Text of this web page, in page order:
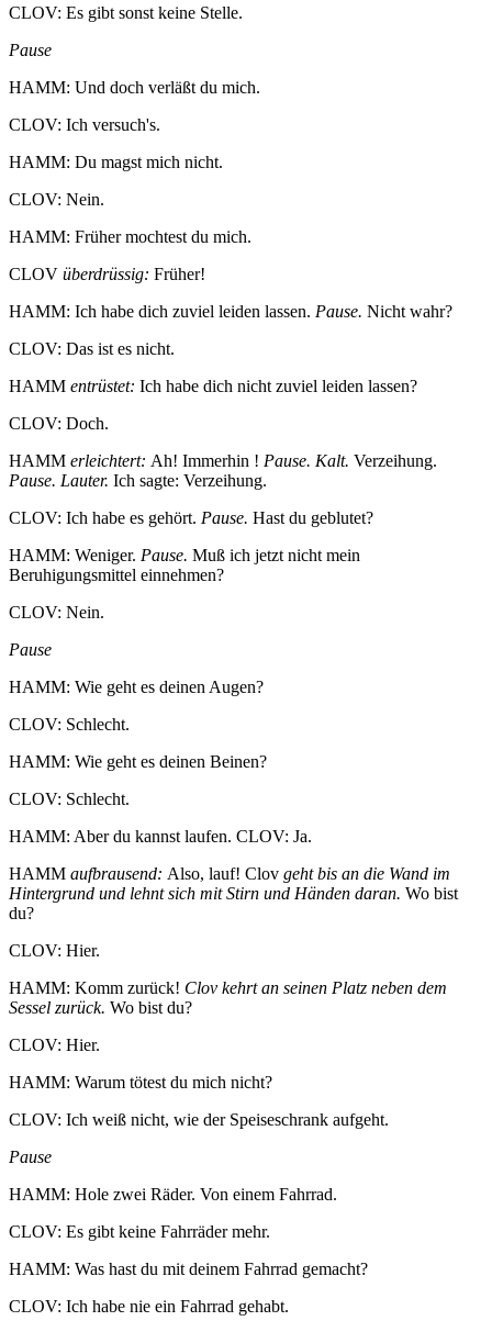
CLOV: Es gibt sonst keine Stelle.
Pause
HAMM: Und doch verläßt du mich.
CLOV: Ich versuch's.
HAMM: Du magst mich nicht.
CLOV: Nein.
HAMM: Früher mochtest du mich.
CLOV überdrüssig: Früher!
HAMM: Ich habe dich zuviel leiden lassen. Pause. Nicht wahr?
CLOV: Das ist es nicht.
HAMM entrüstet: Ich habe dich nicht zuviel leiden lassen?
CLOV: Doch.
HAMM erleichtert: Ah! Immerhin ! Pause. Kalt. Verzeihung.
Pause. Lauter. Ich sagte: Verzeihung.
CLOV: Ich habe es gehört. Pause. Hast du geblutet?
HAMM: Weniger. Pause. Muß ich jetzt nicht mein
Beruhigungsmittel einnehmen?
CLOV: Nein.
Pause
HAMM: Wie geht es deinen Augen?
CLOV: Schlecht.
HAMM: Wie geht es deinen Beinen?
CLOV: Schlecht.
HAMM: Aber du kannst laufen. CLOV: Ja.
HAMM aufbrausend: Also, lauf! Clov geht bis an die Wand im
Hintergrund und lehnt sich mit Stirn und Händen daran. Wo bist
du?
CLOV: Hier.
HAMM: Komm zurück! Clov kehrt an seinen Platz neben dem
Sessel zurück. Wo bist du?
CLOV: Hier.
HAMM: Warum tötest du mich nicht?
CLOV: Ich weiß nicht, wie der Speiseschrank aufgeht.
Pause
HAMM: Hole zwei Räder. Von einem Fahrrad.
CLOV: Es gibt keine Fahrräder mehr.
HAMM: Was hast du mit deinem Fahrrad gemacht?
CLOV: Ich habe nie ein Fahrrad gehabt.